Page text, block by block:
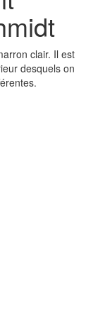
clair. Il est
desquels on